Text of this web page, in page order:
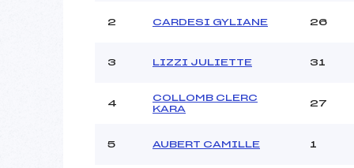
MANCHE 1
Heure de départ :
Ouvreurs A :
2 CARDESI GYLIANE 26
3 LIZZI JULIETTE 31
4
COLLOMB CLERC
KARA
27
5 AUBERT CAMILLE 1